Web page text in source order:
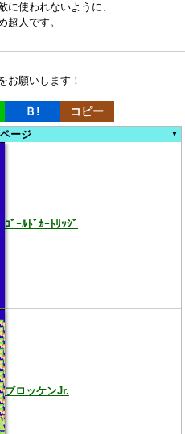
に使われないように、
超人です。
お願いします！
Ｂ! コピー
ージ
ｺﾞｰﾙﾄﾞｶｰﾄﾘｯｼﾞ
ブロッケンJr.